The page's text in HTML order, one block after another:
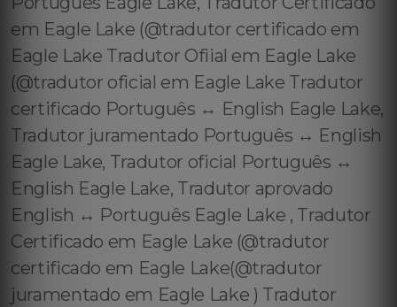
em Eagle Lake (@tradutor certificado em
Eagle Lake Tradutor Ofiial em Eagle Lake
(@tradutor oficial em Eagle Lake Tradutor
certificado Português ↔️ English Eagle Lake,
Tradutor juramentado Português ↔️ English
Eagle Lake, Tradutor oficial Português ↔️
English Eagle Lake, Tradutor aprovado
English ↔️ Português Eagle Lake , Tradutor
Certificado em Eagle Lake (@tradutor
certificado em Eagle Lake(@tradutor
juramentado em Eagle Lake ) Tradutor